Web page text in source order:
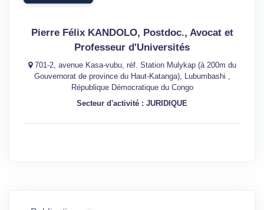
Pierre Félix KANDOLO, Postdoc., Avocat et
Professeur d'Universités
701-2, avenue Kasa-vubu, réf. Station Mulykap (à 200m du
Gouvernorat de province du Haut-Katanga), Lubumbashi ,
République Démocratique du Congo
Secteur d'activité : JURIDIQUE